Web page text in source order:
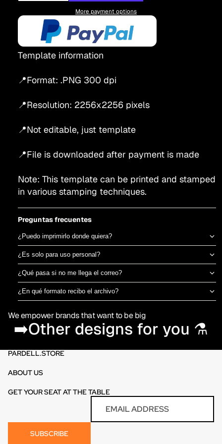
More payment options
Template information
📍Format: .PNG 300 dpi
📍Resolution: 2256x2256 pixels
📍Not editable, just template
📍File is downloaded after payment is made
Note: This template can be printed and stamped
in various stamping techniques.
Preguntas frecuentes
¿Puedo imprimirlo donde quiera?
Sí, el archivo es tuyo para imprimir en el taller de DTF o sublimación
que prefieras. No estamos ligados a una imprenta específica.
¿Es solo para uso personal?
Puedes usarlo para camisetas propias o para vender productos
físicos ya impresos. No está permitido revender o redistribuir el
archivo digital en sí.
¿Qué pasa si no me llega el correo?
Revisa spam o promociones primero. Si aún así no aparece en 30
minutos, escríbenos por el chat de la tienda y te lo reenviamos al
¿En qué formato recibo el archivo?
directamente en DTF o sublimación.
We empower brands that want to be big
➡️Other designs for you ⚗️
PARDELL.STORE
ABOUT US
GET YOUR SEAT AT THE TABLE
SUBSCRIBE
Refund policy
Terms of service
Contact information